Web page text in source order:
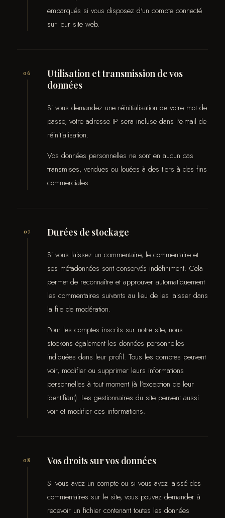
embarqués si vous disposez d'un compte connecté
sur leur site web.
06
Utilisation et transmission de vos
données
Si vous demandez une réinitialisation de votre mot de
passe, votre adresse IP sera incluse dans l'e-mail de
réinitialisation.
Vos données personnelles ne sont en aucun cas
transmises, vendues ou louées à des tiers à des fins
commerciales.
07 Durées de stockage
Si vous laissez un commentaire, le commentaire et
ses métadonnées sont conservés indéfiniment. Cela
permet de reconnaître et approuver automatiquement
les commentaires suivants au lieu de les laisser dans
la file de modération.
Pour les comptes inscrits sur notre site, nous
stockons également les données personnelles
indiquées dans leur profil. Tous les comptes peuvent
voir, modifier ou supprimer leurs informations
personnelles à tout moment (à l'exception de leur
identifiant). Les gestionnaires du site peuvent aussi
voir et modifier ces informations.
08 Vos droits sur vos données
Si vous avez un compte ou si vous avez laissé des
commentaires sur le site, vous pouvez demander à
recevoir un fichier contenant toutes les données